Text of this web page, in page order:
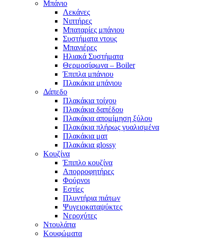
Μπάνιο
Λεκάνες
Νιπτήρες
Μπαταρίες μπάνιου
Συστήματα ντους
Μπανιέρες
Ηλιακά Συστήματα
Θερμοσίφωνα – Boiler
Έπιπλα μπάνιου
Πλακάκια μπάνιου
Δάπεδο
Πλακάκια τοίχου
Πλακάκια δαπέδου
Πλακάκια απομίμηση ξύλου
Πλακάκια πλήρως γυαλισμένα
Πλακάκια ματ
Πλακάκια glossy
Κουζίνα
Έπιπλο κουζίνα
Απορροφητήρες
Φούρνοι
Εστίες
Πλυντήρια πιάτων
Ψυγειοκαταψύκτες
Νεροχύτες
Ντουλάπα
Κουφώματα